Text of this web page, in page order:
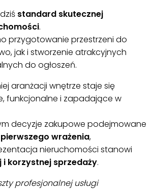
standard skutecznej
.
przygotowanie przestrzeni do
jak i stworzenie atrakcyjnych
do ogłoszeń.
aranżacji wnętrze staje się
funkcjonalne i zapadające w
decyzje zakupowe podejmowane
pierwszego wrażenia,
nieruchomości stanowi
i korzystnej sprzedaży.
profesjonalnej usługi